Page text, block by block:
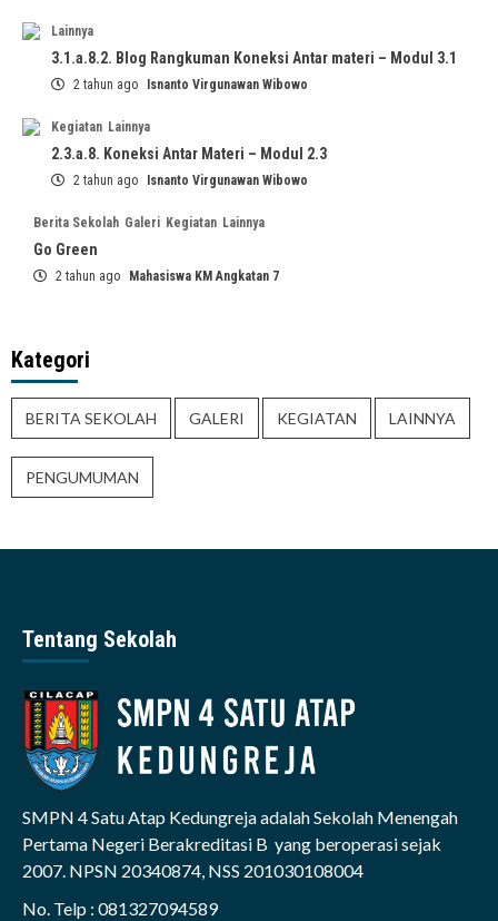
Lainnya
3.1.a.8.2. Blog Rangkuman Koneksi Antar materi – Modul 3.1
2 tahun ago Isnanto Virgunawan Wibowo
Kegiatan Lainnya
2.3.a.8. Koneksi Antar Materi – Modul 2.3
2 tahun ago Isnanto Virgunawan Wibowo
Berita Sekolah Galeri Kegiatan Lainnya
Go Green
2 tahun ago Mahasiswa KM Angkatan 7
Kategori
BERITA SEKOLAH GALERI KEGIATAN LAINNYA
PENGUMUMAN
Tentang Sekolah
SMPN 4 Satu Atap Kedungreja adalah Sekolah Menengah
Pertama Negeri Berakreditasi B yang beroperasi sejak
2007. NPSN 20340874, NSS 201030108004
No. Telp : 081327094589